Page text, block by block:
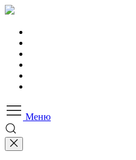
Меню